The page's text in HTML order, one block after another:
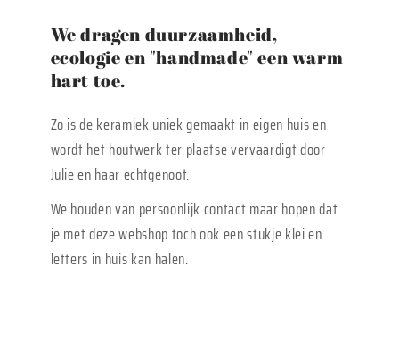
We dragen duurzaamheid,
ecologie en "handmade" een warm
hart toe.
Zo is de keramiek uniek gemaakt in eigen huis en
wordt het houtwerk ter plaatse vervaardigt door
Julie en haar echtgenoot.
We houden van persoonlijk contact maar hopen dat
je met deze webshop toch ook een stukje klei en
letters in huis kan halen.